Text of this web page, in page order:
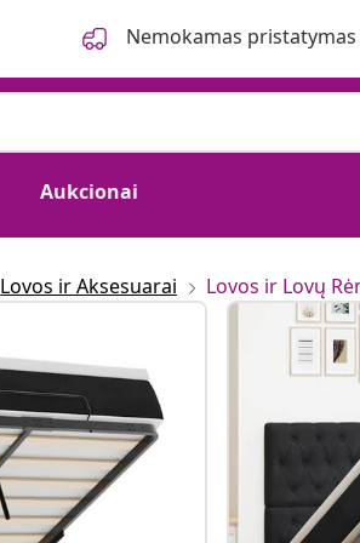
Nemokamas
Aukcionai
Lovos ir Aksesuarai Lovos ir Lovų